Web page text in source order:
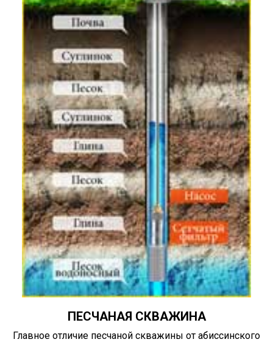
ПЕСЧАНАЯ СКВАЖИНА
Главное отличие песчаной скважины от абиссинского